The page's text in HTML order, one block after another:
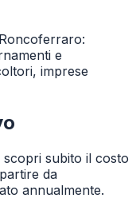
e
imprese
subito il costo
da
annualmente.